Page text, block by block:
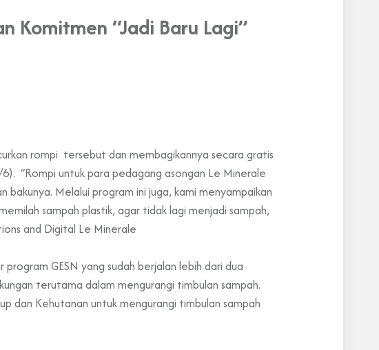
Komitmen “Jadi Baru Lagi”
rompi tersebut dan membagikannya secara gratis
“Rompi untuk para pedagang asongan Le Minerale
bakunya. Melalui program ini juga, kami menyampaikan
sampah plastik, agar tidak lagi menjadi sampah,
and Digital Le Minerale
GESN yang sudah berjalan lebih dari dua
terutama dalam mengurangi timbulan sampah.
dan Kehutanan untuk mengurangi timbulan sampah